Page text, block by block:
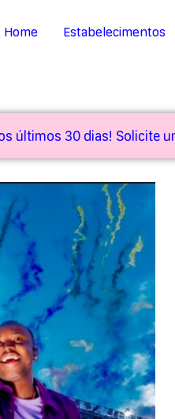
Home Estabelecimentos
últimos 30 dias! Solicite